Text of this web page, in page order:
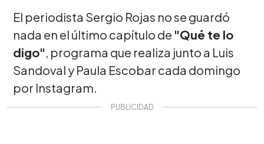
El periodista Sergio Rojas no se guardó
nada en el último capítulo de "Qué te lo
digo", programa que realiza junto a Luis
Sandoval y Paula Escobar cada domingo
por Instagram.